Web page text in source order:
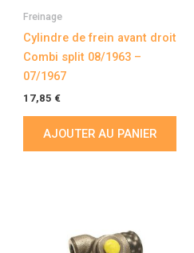
Freinage
Cylindre de frein avant droit
Combi split 08/1963 –
07/1967
17,85 €
AJOUTER AU PANIER